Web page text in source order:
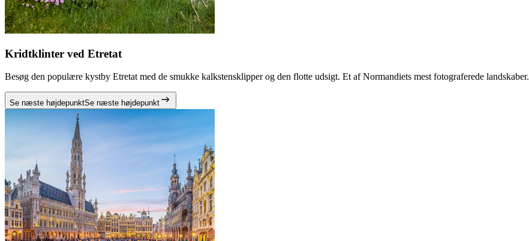
Kridtklinter ved Etretat
Besøg den populære kystby Etretat med de smukke kalkstensklipper og den flotte udsigt. Et af Normandiets mest fotograferede landskaber.
Se næste højdepunktSe næste højdepunkt